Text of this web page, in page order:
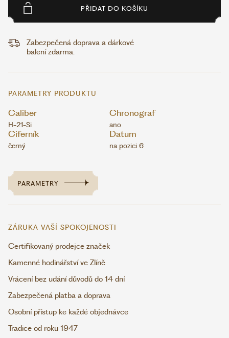
PŘIDAT DO KOŠÍKU
Zabezpečená doprava a dárkové
balení zdarma.
PARAMETRY PRODUKTU
Caliber
H-21-Si
Chronograf
ano
Ciferník
černý
Datum
na pozici 6
PARAMETRY
ZÁRUKA VAŠÍ SPOKOJENOSTI
Certifikovaný prodejce značek
Kamenné hodinářství ve Zlíně
Vrácení bez udání důvodů do 14 dní
Zabezpečená platba a doprava
Osobní přístup ke každé objednávce
Tradice od roku 1947